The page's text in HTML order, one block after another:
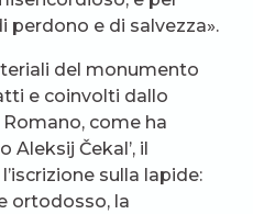
e di salvezza».
del monumento
e coinvolti dallo
come ha
Čekal’, il
sulla lapide:
ortodosso, la